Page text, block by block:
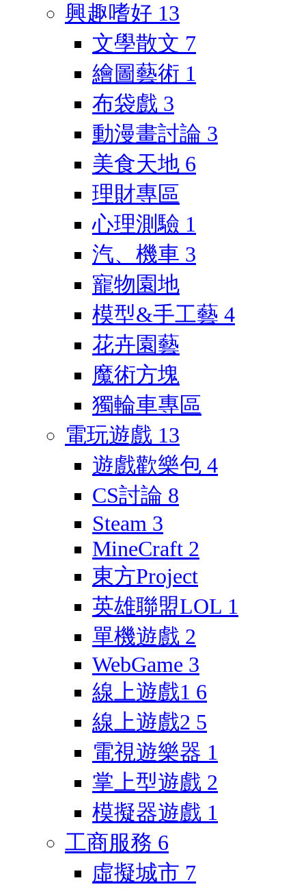
興趣嗜好 13
文學散文 7
繪圖藝術 1
布袋戲 3
動漫畫討論 3
美食天地 6
理財專區
心理測驗 1
汽、機車 3
寵物園地
模型&手工藝 4
花卉園藝
魔術方塊
獨輪車專區
電玩遊戲 13
遊戲歡樂包 4
CS討論 8
Steam 3
MineCraft 2
東方Project
英雄聯盟LOL 1
單機遊戲 2
WebGame 3
線上遊戲1 6
線上遊戲2 5
電視遊樂器 1
掌上型遊戲 2
模擬器遊戲 1
工商服務 6
虛擬城市 7